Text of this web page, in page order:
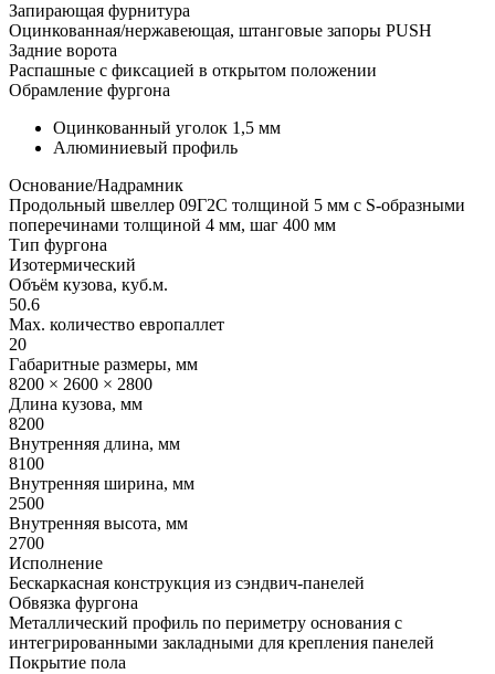
Запирающая фурнитура
Оцинкованная/нержавеющая, штанговые запоры PUSH
Задние ворота
Распашные с фиксацией в открытом положении
Обрамление фургона
Оцинкованный уголок 1,5 мм
Алюминиевый профиль
Основание/Надрамник
Продольный швеллер 09Г2С толщиной 5 мм с S-образными
поперечинами толщиной 4 мм, шаг 400 мм
Тип фургона
Изотермический
Объём кузова, куб.м.
50.6
Max. количество европаллет
20
Габаритные размеры, мм
8200 × 2600 × 2800
Длина кузова, мм
8200
Внутренняя длина, мм
8100
Внутренняя ширина, мм
2500
Внутренняя высота, мм
2700
Исполнение
Бескаркасная конструкция из сэндвич-панелей
Обвязка фургона
Металлический профиль по периметру основания с
интегрированными закладными для крепления панелей
Покрытие пола